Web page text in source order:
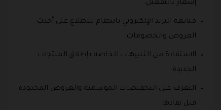
إشعار بالتفعيل.
متابعة البريد الإلكتروني بانتظام للاطلاع على أحدث
العروض والخصومات.
الاستفادة من التنبيهات الخاصة بإطلاق المنتجات
الجديدة.
التعرف على التخفيضات الموسمية والعروض المحدودة
قبل نفادها.